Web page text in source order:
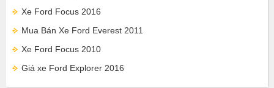
Xe Ford Focus 2016
Mua Bán Xe Ford Everest 2011
Xe Ford Focus 2010
Giá xe Ford Explorer 2016